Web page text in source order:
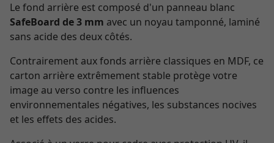
Le fond arrière est composé d'un panneau blanc
SafeBoard de 3 mm avec un noyau tamponné, laminé
sans acide des deux côtés.
Contrairement aux fonds arrière classiques en MDF, ce
carton arrière extrêmement stable protège votre
image au verso contre les influences
environnementales négatives, les substances nocives
et les effets des acides.